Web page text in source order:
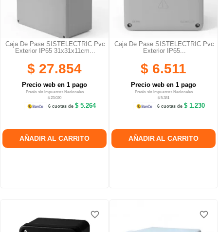
Caja De Pase SISTELECTRIC Pvc
Exterior IP65 31x31x11cm...
$ 27.854
Precio web en 1 pago
Precio sin Impuestos Nacionales
$ 23.020
6 cuotas de $ 5.264
AÑADIR AL CARRITO
Caja De Pase SISTELECTRIC Pvc
Exterior IP65...
$ 6.511
Precio web en 1 pago
Precio sin Impuestos Nacionales
$ 5.381
6 cuotas de $ 1.230
AÑADIR AL CARRITO
favorite_border
favorite_border
favorite_border favorite_border
favorite_border
favorite_border